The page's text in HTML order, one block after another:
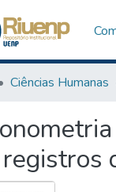
Ciências Humanas